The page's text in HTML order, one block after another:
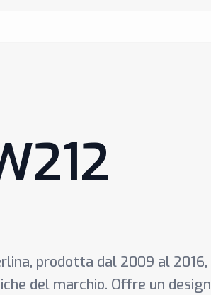
prodotta dal 2009 al 2016,
del marchio. Offre un design